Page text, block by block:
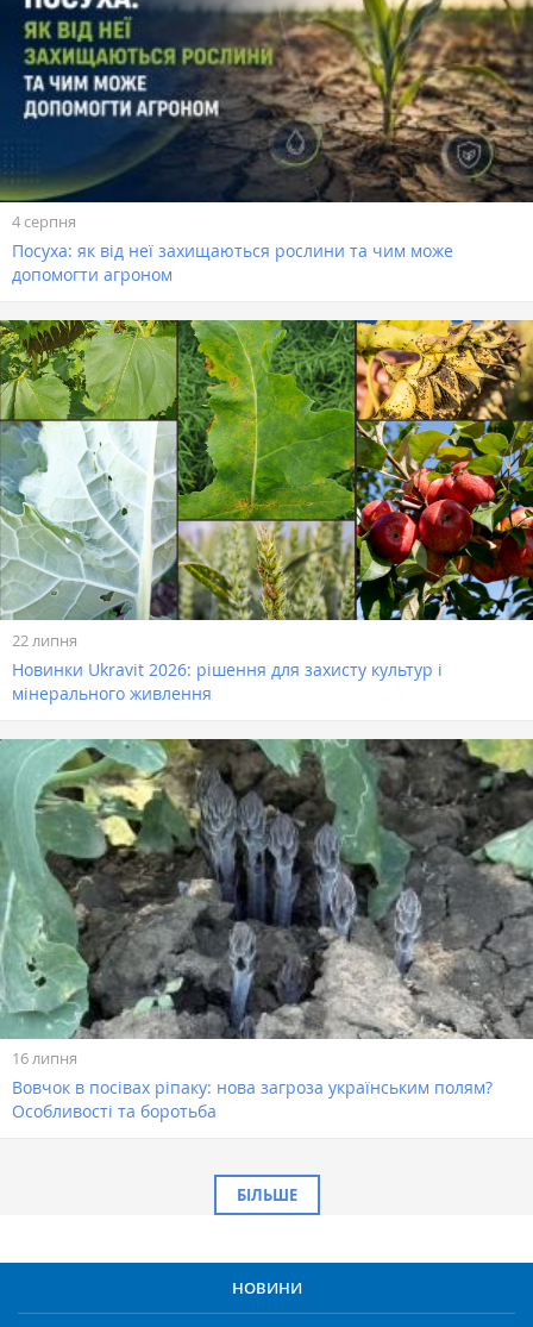
4 серпня
Посуха: як від неї захищаються рослини та чим може
допомогти агроном
22 липня
Новинки Ukravit 2026: рішення для захисту культур і
мінерального живлення
16 липня
Вовчок в посівах ріпаку: нова загроза українським полям?
Особливості та боротьба
БІЛЬШЕ
НОВИНИ